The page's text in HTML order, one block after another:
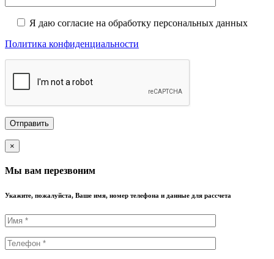
Я даю согласие на обработку персональных данных
Политика конфиденциальности
×
Мы вам перезвоним
Укажите, пожалуйста, Ваше имя, номер телефона и данные для рассчета